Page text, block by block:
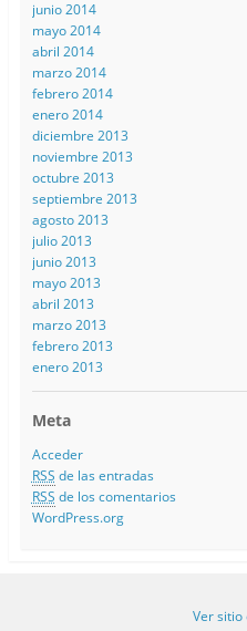
junio 2014
mayo 2014
abril 2014
marzo 2014
febrero 2014
enero 2014
diciembre 2013
noviembre 2013
octubre 2013
septiembre 2013
agosto 2013
julio 2013
junio 2013
mayo 2013
abril 2013
marzo 2013
febrero 2013
enero 2013
Meta
Acceder
RSS de las entradas
RSS de los comentarios
WordPress.org
Ver sitio